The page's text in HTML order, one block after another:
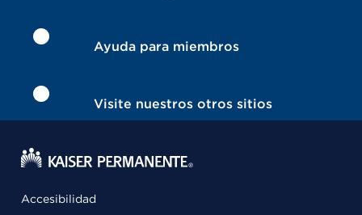
Ayuda para miembros
Visite nuestros otros sitios
Accesibilidad